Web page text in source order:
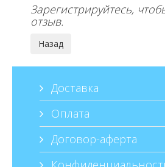
Зарегистрируйтесь,
отзыв.
Доставка
Оплата
Договор-аферта